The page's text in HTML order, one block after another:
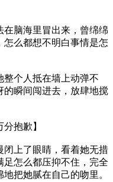
海里冒出来，曾绵绵
么都想不明白事情是怎
个人抵在墙上动弹不
的瞬间闯进去，放肆地搅
抱歉】
上了眼睛，看着她无措
足怎么都压抑不住，完全
把她腻在自己的吻里。